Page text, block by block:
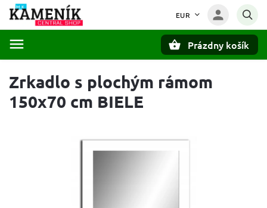
EUR
Prázdny košík
Zrkadlo s plochým rámom
150x70 cm BIELE